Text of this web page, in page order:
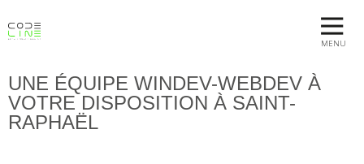
MENU
UNE ÉQUIPE WINDEV-WEBDEV À
VOTRE DISPOSITION À SAINT-
RAPHAËL